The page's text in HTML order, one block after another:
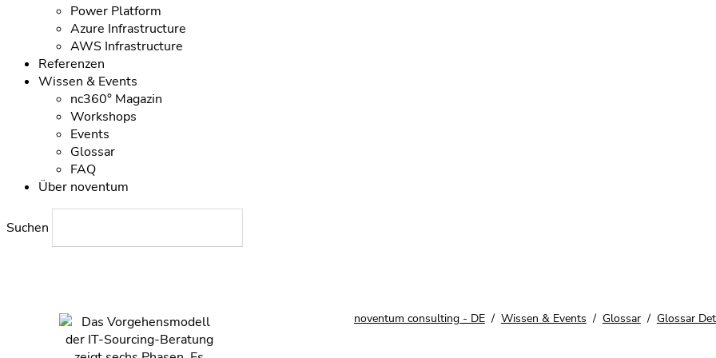
Power Platform
Azure Infrastructure
AWS Infrastructure
Referenzen
Wissen & Events
nc360° Magazin
Workshops
Events
Glossar
FAQ
Über noventum
Suchen
noventum consulting - DE Wissen & Events Glossar Glossar